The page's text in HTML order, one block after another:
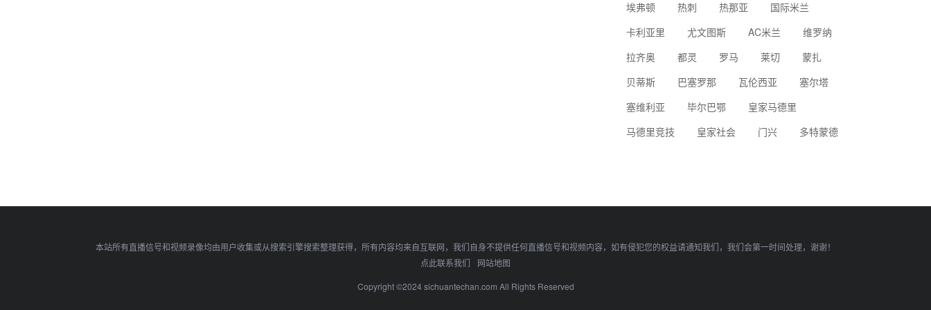
埃弗顿
热刺 热那亚
国际米兰
卡利亚里
尤文图斯 AC米兰
维罗纳
拉齐奥
都灵 罗马 莱切
蒙扎
贝蒂斯
巴塞罗那 瓦伦西亚
塞尔塔
塞维利亚
毕尔巴鄂
皇家马德里
马德里竞技
皇家社会 门兴 多特蒙德
本站所有直播信号和视频录像均由用户收集或从搜索引擎搜索整理获得，所有内容均来自互联网，我们自身不提供任何直播信号和视频内容，如有侵犯您的权益请通知我们，我们会第一时间处理，谢谢！
点此联系我们
网站地图
Copyright ©2024 sichuantechan.com All Rights Reserved